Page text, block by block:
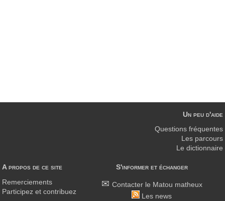
A propos de ce site
Remerciements
Participez et contribuez
S'informer et échanger
Contacter le Matou matheux
Les news
Un peu d'aide
Questions fréquentes
Les parcours
Le dictionnaire